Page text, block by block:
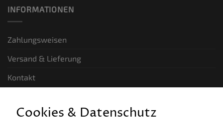
INFORMATIONEN
Zahlungsweisen
Versand & Lieferung
Kontakt
Cookies & Datenschutz